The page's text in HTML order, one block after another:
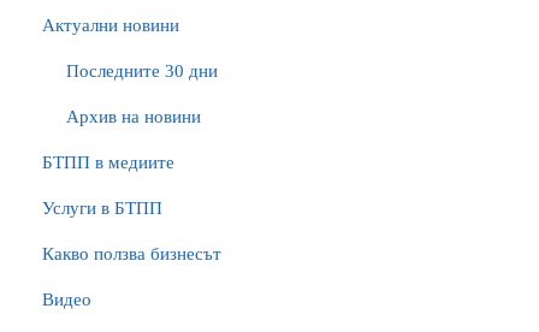
Актуални новини
Последните 30 дни
Архив на новини
БTПП в медиите
Услуги в БТПП
Какво ползва бизнесът
Видео